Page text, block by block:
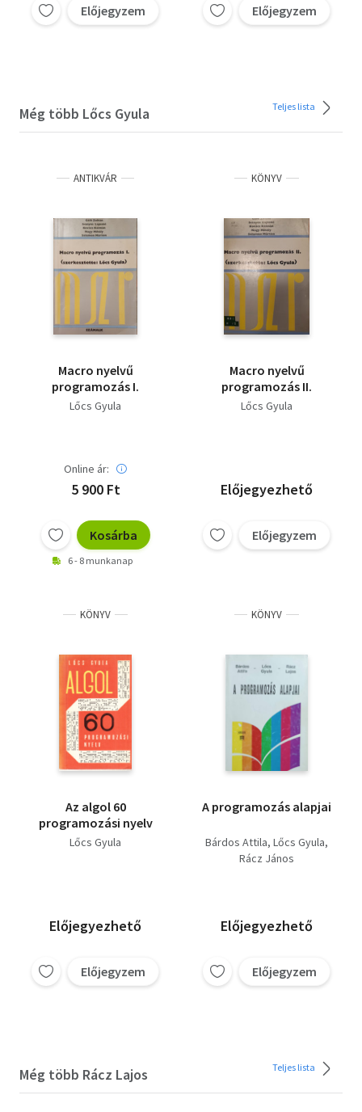
Előjegyzem Előjegyzem
Még több Lőcs Gyula Teljes lista
ANTIKVÁR
Macro nyelvű
programozás I.
Lőcs Gyula
Online ár:
5 900 Ft
Kosárba
6 - 8 munkanap
KÖNYV
Macro nyelvű
programozás II.
Lőcs Gyula
Előjegyezhető
Előjegyzem
KÖNYV
Az algol 60
programozási nyelv
Lőcs Gyula
Előjegyezhető
Előjegyzem
KÖNYV
A programozás alapjai
Bárdos Attila Lőcs Gyula
Rácz János
Előjegyezhető
Előjegyzem
Még több Rácz Lajos Teljes lista